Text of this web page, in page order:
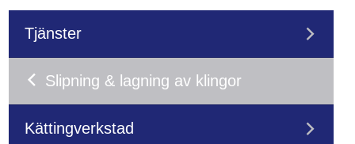
Tjänster
Slipning & lagning av klingor
Kättingverkstad